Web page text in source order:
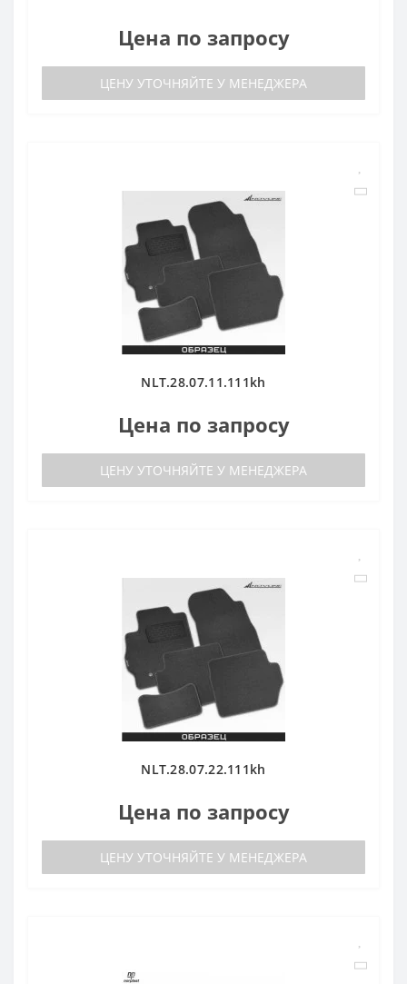
Цена по запросу
ЦЕНУ УТОЧНЯЙТЕ У МЕНЕДЖЕРА
NLT.28.07.11.111kh
Цена по запросу
ЦЕНУ УТОЧНЯЙТЕ У МЕНЕДЖЕРА
NLT.28.07.22.111kh
Цена по запросу
ЦЕНУ УТОЧНЯЙТЕ У МЕНЕДЖЕРА